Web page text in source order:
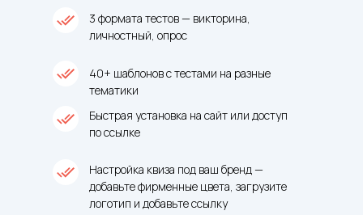
3 формата тестов — викторина,
личностный, опрос
40+ шаблонов с тестами на разные
тематики
Настройка квиза под ваш бренд —
добавьте фирменные цвета, загрузите
логотип и добавьте ссылку
Быстрая установка на сайт или доступ
по ссылке